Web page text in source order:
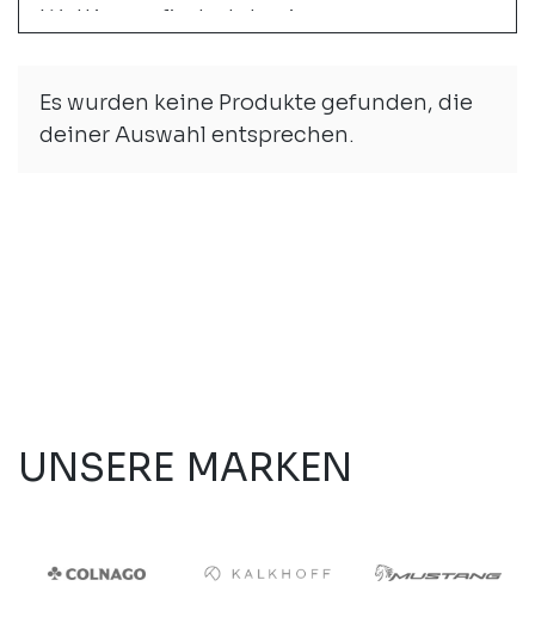
Wettingen findest du eine grosse
Es wurden keine Produkte gefunden, die
deiner Auswahl entsprechen.
UNSERE MARKEN